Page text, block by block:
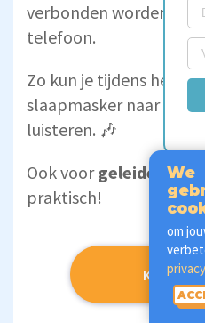
verbonden worden aan
telefoon.
Zo kun je tijdens het
slaapmasker naar
luisteren. 🎶
Ook voor geleide
praktisch!
Koop bij
We
om